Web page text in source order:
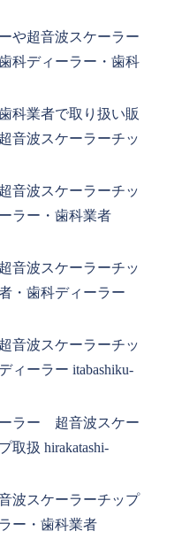
や超音波スケーラー
科ディーラー・歯科
科業者で取り扱い販
音波スケーラーチッ
音波スケーラーチッ
ラー・歯科業者
音波スケーラーチッ
・歯科ディーラー
音波スケーラーチッ
ィーラー itabashiku-
ラー 超音波スケー
取扱 hirakatashi-
波スケーラーチップ
ー・歯科業者